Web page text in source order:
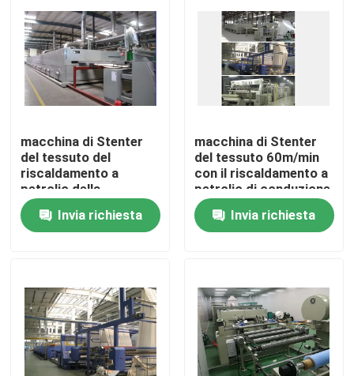
Circa noi
Giro della fabbrica
Contattici
notizie
rifinitrice dello stenter
stenter della regolazione di calore
macchina di Stenter
del tessuto del
riscaldamento a
petrolio della
costruzione di 380V
220V Invia richiesta
macchina di Stenter
del tessuto 60m/min
con il riscaldamento a
petrolio di conduzione
Invia richiesta